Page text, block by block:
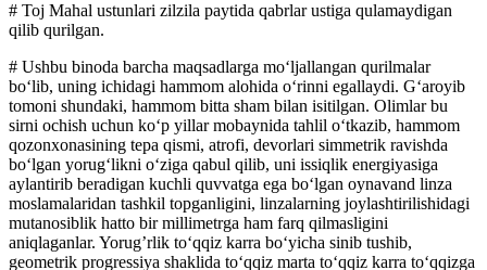
# Toj Mahal ustunlari zilzila paytida qabrlar ustiga qulamaydigan
qilib qurilgan.
# Ushbu binoda barcha maqsadlarga mo‘ljallangan qurilmalar
bo‘lib, uning ichidagi hammom alohida o‘rinni egallaydi. G‘aroyib
tomoni shundaki, hammom bitta sham bilan isitilgan. Olimlar bu
sirni ochish uchun ko‘p yillar mobaynida tahlil o‘tkazib, hammom
qozonxonasining tepa qismi, atrofi, devorlari simmetrik ravishda
bo‘lgan yorug‘likni o‘ziga qabul qilib, uni issiqlik energiyasiga
aylantirib beradigan kuchli quvvatga ega bo‘lgan oynavand linza
moslamalaridan tashkil topganligini, linzalarning joylashtirilishidagi
mutanosiblik hatto bir millimetrga ham farq qilmasligini
aniqlaganlar. Yorug’rlik to‘qqiz karra bo‘yicha sinib tushib,
geometrik progressiya shaklida to‘qqiz marta to‘qqiz karra to‘qqizga